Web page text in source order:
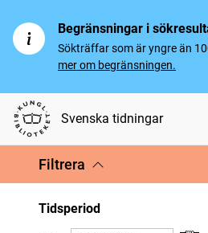
Begränsningar i
Sökträffar som är yngre än
mer om begränsningen.
Svenska tidningar
Filtrera
Tidsperiod